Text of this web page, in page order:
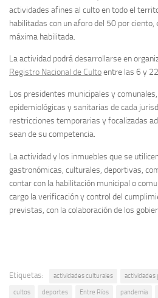
actividades afines al culto en todo el
habilitadas con un aforo del 50 por ciento,
máxima habilitada.
La actividad podrá desarrollarse en
Registro Nacional de Cultoentre las 6 y
Los presidentes municipales y
epidemiológicas y sanitarias de cada
restricciones temporarias y focalizadas
sean de su competencia.
La actividad y los inmuebles que se
gastronómicas, culturales, deportivas,
contar con la habilitación municipal o
cargo la verificación y control del
previstas, con la colaboración de los
Etiquetas: actividades culturales actividades
cultos deportes Entre Ríos pandemia